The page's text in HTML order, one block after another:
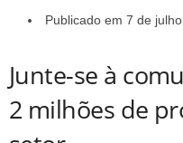
Publicado em 7 de
Junte-se à
2 milhões de